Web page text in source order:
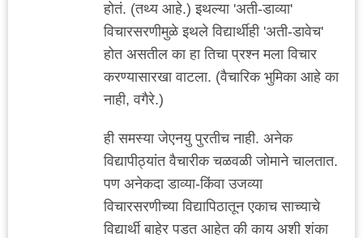
होतं. (तथ्य आहे.) इथल्या 'अती-डाव्या'
विचारसरणीमुळे इथले विद्यार्थीही 'अती-डावेच'
होत असतील का हा तिचा प्रश्न मला विचार
करण्यासारखा वाटला. (वैचारिक भुमिका आहे का
नाही, वगैरे.)
ही समस्या जेएनयु पुरतीच नाही. अनेक
विद्यापीठ्यांत वैचारीक चळवळी जोमाने चालतात.
पण अनेकदा डाव्या-किंवा उजव्या
विचारसरणीच्या विद्यापिठातून एकाच साच्याचे
विद्यार्थी बाहेर पडत आहेत की काय अशी शंका